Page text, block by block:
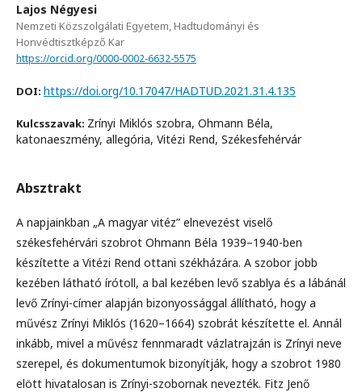
Lajos Négyesi
Nemzeti Közszolgálati Egyetem, Hadtudományi és
Honvédtisztképző Kar
https://orcid.org/0000-0002-6632-5575
DOI: https://doi.org/10.17047/HADTUD.2021.31.4.135
Kulcsszavak: Zrínyi Miklós szobra, Ohmann Béla,
katonaeszmény, allegória, Vitézi Rend, Székesfehérvár
Absztrakt
A napjainkban „A magyar vitéz” elnevezést viselő
székesfehérvári szobrot Ohmann Béla 1939–1940-ben
készítette a Vitézi Rend ottani székházára. A szobor jobb
kezében látható írótoll, a bal kezében levő szablya és a lábánál
levő Zrínyi-címer alapján bizonyossággal állítható, hogy a
művész Zrínyi Miklós (1620–1664) szobrát készítette el. Annál
inkább, mivel a művész fennmaradt vázlatrajzán is Zrínyi neve
szerepel, és dokumentumok bizonyítják, hogy a szobrot 1980
elött hivatalosan is Zrínyi-szobornak nevezték. Fitz Jenő